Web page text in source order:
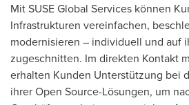
Mit SUSE Global Services können
Infrastrukturen vereinfachen,
modernisieren – individuell und auf
zugeschnitten. Im direkten Kontakt
erhalten Kunden Unterstützung bei
ihrer Open Source-Lösungen, um